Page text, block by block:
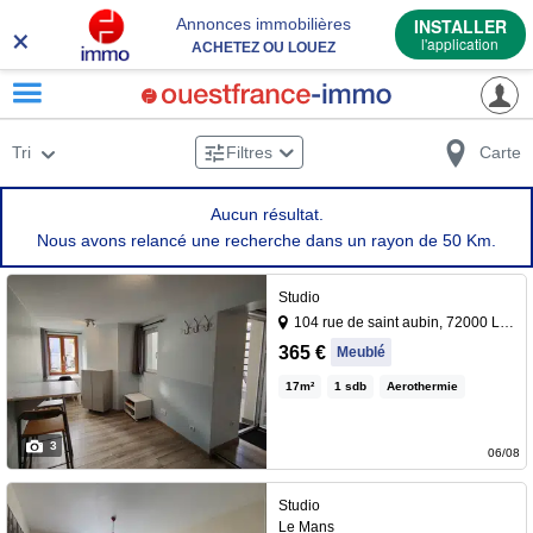
× Annonces immobilières
ACHETEZ OU LOUEZ
INSTALLER
l'application
Tri Filtres Carte
Aucun résultat.
Nous avons relancé une recherche dans un rayon de 50 Km.
365 € Meublé
Studio
104 rue de saint aubin, 72000 Le mans
Ce charmant studio de 17m²,
commodités, il offre un cadre
de vie confortable Cuisine
équipée, avec de nombreux
rangements (vaisselles,
17m² 1 sdb Aerothermie
06/08
3
×
Contacter le bailleur par téléphone au :06 70 04 05 62
Studio
Le Mans